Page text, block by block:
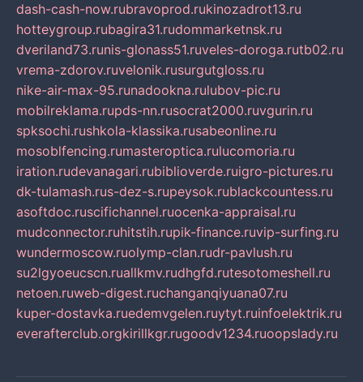
dash-cash-now.rubravoprod.rukinozadrot13.ru
hotteygroup.rubagira31.rudommarketnsk.ru
dveriland73.runis-glonass51.ruveles-doroga.rutb02.ru
vrema-zdorov.ruvelonik.rusurgutgloss.ru
nike-air-max-95.runadookna.rulubov-pic.ru
mobilreklama.rupds-nn.rusocrat2000.ruvgurin.ru
spksochi.rushkola-klassika.rusabeonline.ru
mosoblfencing.rumasteroptica.rulucomoria.ru
iration.rudevanagari.rubiblioverde.ruigro-pictures.ru
dk-tulamash.rus-dez-s.rupeysok.rublackcountess.ru
asoftdoc.ruscifichannel.ruocenka-appraisal.ru
mudconnector.ruhitstih.rupik-finance.ruvip-surfing.ru
wundermoscow.ruolymp-clan.rudr-pavlush.ru
su2lgyoeucscn.ruallkmv.rudhgfd.rutesotomeshell.ru
netoen.ruweb-digest.ruchanganqiyuana07.ru
kuper-dostavka.ruedemvgelen.ruytyt.ruinfoelektrik.ru
everafterclub.orgkirillkgr.rugoodv1234.ruoopslady.ru